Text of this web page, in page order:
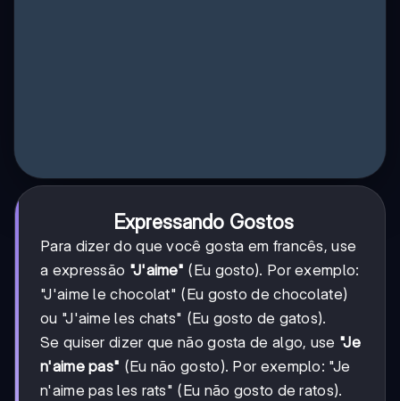
Expressando Gostos
Para dizer do que você gosta em francês, use
a expressão "J'aime" (Eu gosto). Por exemplo:
"J'aime le chocolat" (Eu gosto de chocolate)
ou "J'aime les chats" (Eu gosto de gatos).
Se quiser dizer que não gosta de algo, use "Je
n'aime pas" (Eu não gosto). Por exemplo: "Je
n'aime pas les rats" (Eu não gosto de ratos).